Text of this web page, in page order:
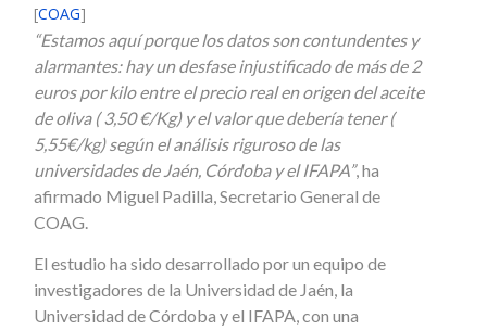
[COAG]
“Estamos aquí porque los datos son contundentes y
alarmantes: hay un desfase injustificado de más de 2
euros por kilo entre el precio real en origen del aceite
de oliva ( 3,50 €/Kg) y el valor que debería tener (
5,55€/kg) según el análisis riguroso de las
universidades de Jaén, Córdoba y el IFAPA”, ha
afirmado Miguel Padilla, Secretario General de
COAG.
El estudio ha sido desarrollado por un equipo de
investigadores de la Universidad de Jaén, la
Universidad de Córdoba y el IFAPA, con una